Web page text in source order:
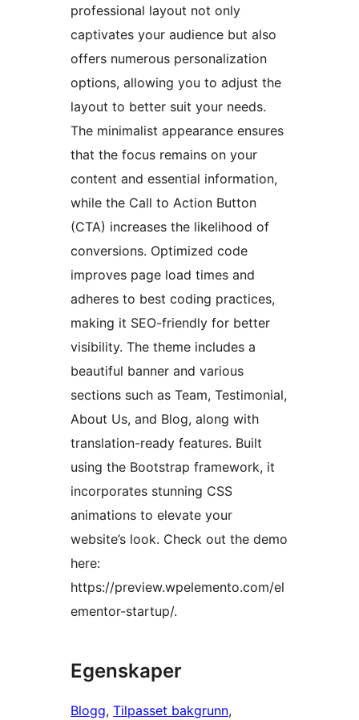
professional layout not only
captivates your audience but also
offers numerous personalization
options, allowing you to adjust the
layout to better suit your needs.
The minimalist appearance ensures
that the focus remains on your
content and essential information,
while the Call to Action Button
(CTA) increases the likelihood of
conversions. Optimized code
improves page load times and
adheres to best coding practices,
making it SEO-friendly for better
visibility. The theme includes a
beautiful banner and various
sections such as Team, Testimonial,
About Us, and Blog, along with
translation-ready features. Built
using the Bootstrap framework, it
incorporates stunning CSS
animations to elevate your
website’s look. Check out the demo
here:
https://preview.wpelemento.com/el
ementor-startup/.
Egenskaper
Blogg, Tilpasset bakgrunn